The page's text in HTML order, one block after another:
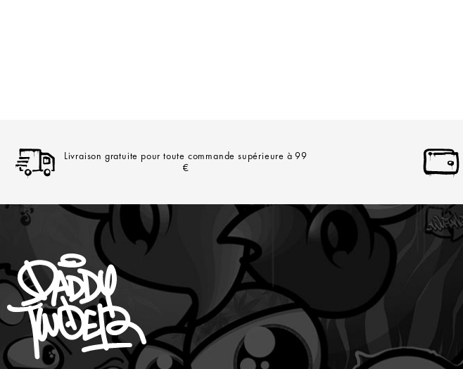
Livraison gratuite pour toute commande supérieure à 99
€